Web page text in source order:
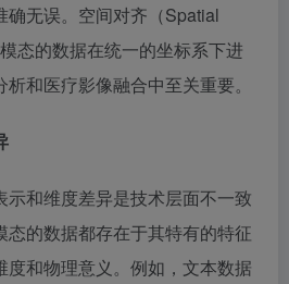
确无误。空间对齐（Spatial
态的数据在统一的坐标系下进
和医疗影像融合中至关重要。
和维度差异是技术层面不一致
的数据都存在于其特有的特征
度和物理意义。例如，文本数据